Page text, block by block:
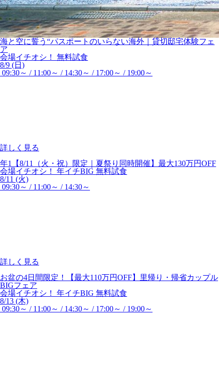
海と空に誓う“パスポートのいらない海外｜貸切邸宅体験フェ
ア
会場イチオシ！
無料試食
8/9 (日)
09:30～ / 11:00～ / 14:30～ / 17:00～ / 19:00～
詳しく見る
年1【8/11（火・祝）限定｜夏祭り同時開催】最大130万円OFF
会場イチオシ！
年イチBIG 無料試食
8/11 (火)
09:30～ / 11:00～ / 14:30～
詳しく見る
お盆の4日間限定！【最大110万円OFF】里帰り・帰省カップル
BIGフェア
会場イチオシ！
年イチBIG 無料試食
8/13 (木)
09:30～ / 11:00～ / 14:30～ / 17:00～ / 19:00～